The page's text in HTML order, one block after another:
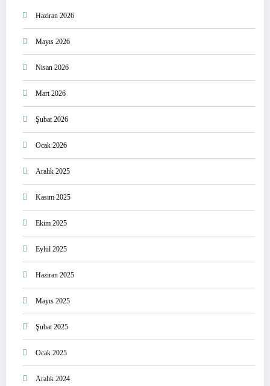
Haziran 2026
Mayıs 2026
Nisan 2026
Mart 2026
Şubat 2026
Ocak 2026
Aralık 2025
Kasım 2025
Ekim 2025
Eylül 2025
Haziran 2025
Mayıs 2025
Şubat 2025
Ocak 2025
Aralık 2024